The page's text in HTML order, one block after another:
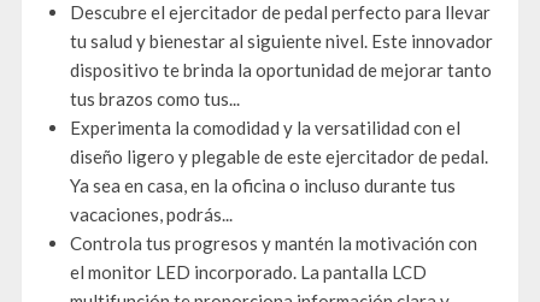
Descubre el ejercitador de pedal perfecto para llevar
tu salud y bienestar al siguiente nivel. Este innovador
dispositivo te brinda la oportunidad de mejorar tanto
tus brazos como tus...
Experimenta la comodidad y la versatilidad con el
diseño ligero y plegable de este ejercitador de pedal.
Ya sea en casa, en la oficina o incluso durante tus
vacaciones, podrás...
Controla tus progresos y mantén la motivación con
el monitor LED incorporado. La pantalla LCD